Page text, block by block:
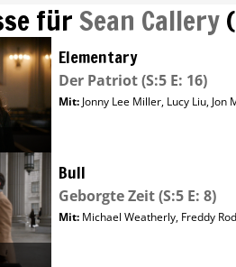
fürSean Callery(
Elementary
Der Patriot(S:5 E: 16)
Mit: Jonny Lee Miller, Lucy Liu, Jon
Bull
Geborgte Zeit(S:5 E: 8)
Mit: Michael Weatherly, Freddy